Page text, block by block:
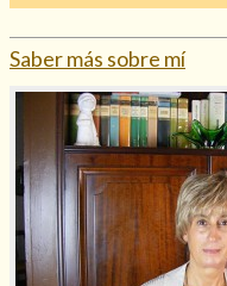
Tarot online (372)
Mi rincón
Mis libros favoritos
Mi Blog
¿Qué es el tarot?
Saber más sobre mí